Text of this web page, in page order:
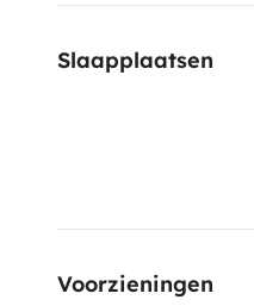
ritmo, con todas las
Slaapplaatsen
Voorzieningen